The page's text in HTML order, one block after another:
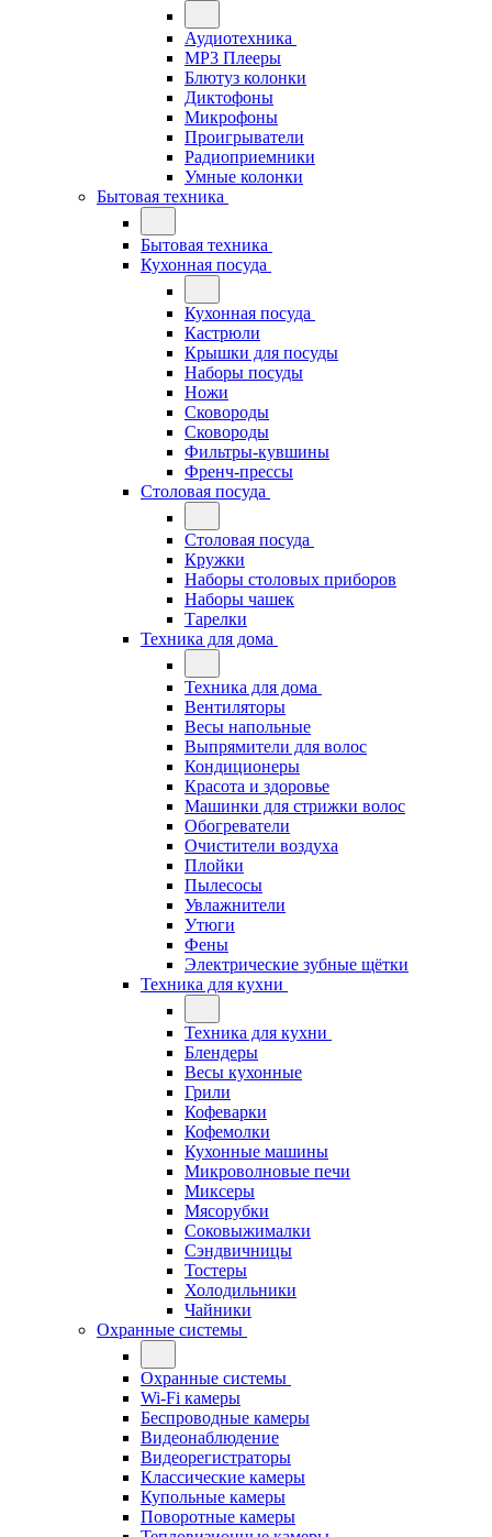
Аудиотехника
MP3 Плееры
Блютуз колонки
Диктофоны
Микрофоны
Проигрыватели
Радиоприемники
Умные колонки
Бытовая техника
Бытовая техника
Кухонная посуда
Кухонная посуда
Кастрюли
Крышки для посуды
Наборы посуды
Ножи
Сковороды
Сковороды
Фильтры-кувшины
Френч-прессы
Столовая посуда
Столовая посуда
Кружки
Наборы столовых приборов
Наборы чашек
Тарелки
Техника для дома
Техника для дома
Вентиляторы
Весы напольные
Выпрямители для волос
Кондиционеры
Красота и здоровье
Машинки для стрижки волос
Обогреватели
Очистители воздуха
Плойки
Пылесосы
Увлажнители
Утюги
Фены
Электрические зубные щётки
Техника для кухни
Техника для кухни
Блендеры
Весы кухонные
Грили
Кофеварки
Кофемолки
Кухонные машины
Микроволновые печи
Миксеры
Мясорубки
Соковыжималки
Сэндвичницы
Тостеры
Холодильники
Чайники
Охранные системы
Охранные системы
Wi-Fi камеры
Беспроводные камеры
Видеонаблюдение
Видеорегистраторы
Классические камеры
Купольные камеры
Поворотные камеры